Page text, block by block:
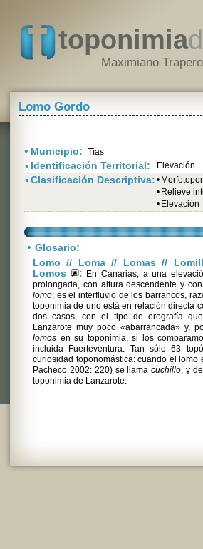
toponimia
Maximiano
Lomo Gordo
• Municipio: Tías
• Identificación Territorial: Elevación
•Clasificación Descriptiva: •
• Relieve
• Elevación
• Glosario:
Lomo // Loma // Lomas //
Lomos
: En Canarias, a una
prolongada, con altura descendente y
lomo; es el interfluvio de los barrancos,
toponimia de uno está en relación directa
dos casos, con el tipo de orografía
Lanzarote muy poco «abarrancada» y,
lomos en su toponimia, si los
incluida Fuerteventura. Tan sólo 63
curiosidad toponomástica: cuando el
Pacheco 2002: 220) se llamacuchillo, y
toponimia de Lanzarote.